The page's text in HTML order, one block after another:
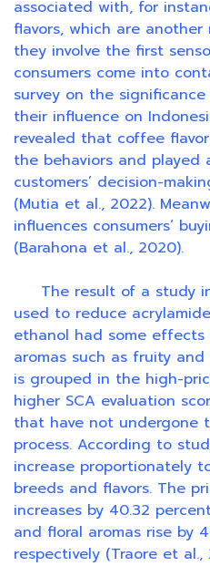
associated with, for
flavors, which are
they involve the first
consumers come into
survey on the
their influence on
revealed that coffee
the behaviors and played
customers’ decision-
(Mutia et al., 2022).
influences consumers’
(Barahona et al., 2020).
The result of a study
used to reduce
ethanol had some
aromas such as fruity
is grouped in the high-
higher SCA evaluation
that have not undergone
process. According to
increase proportionately
breeds and flavors. The
increases by 40.32
and floral aromas rise by
respectively (Traore et al.,